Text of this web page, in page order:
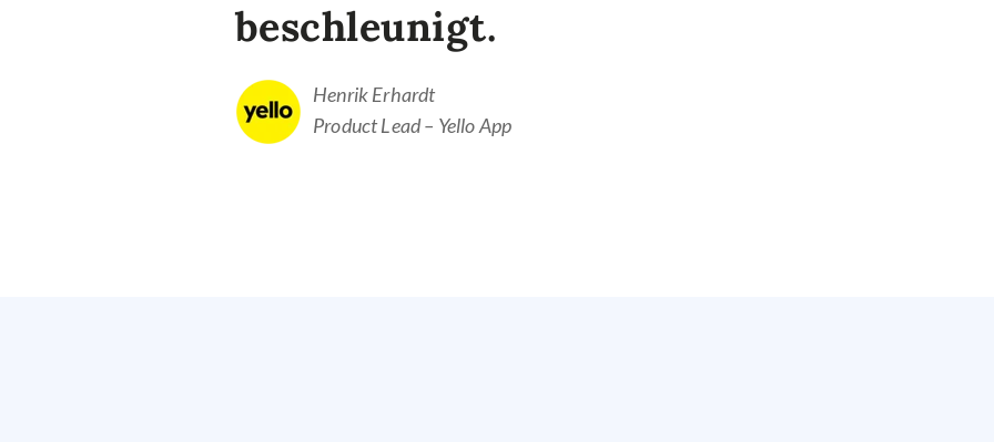
beschleunigt.
Henrik Erhardt
Product Lead – Yello App